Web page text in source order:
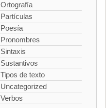
Ortografía
Partículas
Poesía
Pronombres
Sintaxis
Sustantivos
Tipos de texto
Uncategorized
Verbos